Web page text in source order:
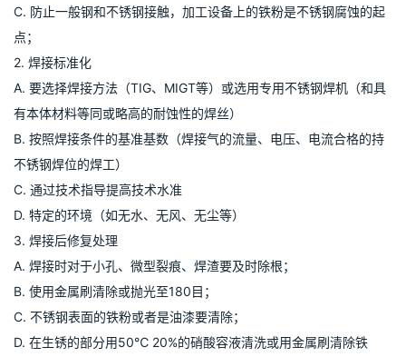
保温材
环境下变色或 白化
一清除作业室内的湿
材质
二、防止现场作业腐蚀的考虑事项
1. 加工现场的环境管理
A. 去除现场的油、铁粉、灰尘等异物，注意清洁卫生；
B. 切板不要出现毛边划伤、冲压时注意表面损伤；
C. 防止一般钢和不锈钢接触，加工设备上的铁粉是不锈钢腐蚀的起
点；
2. 焊接标准化
A. 要选择焊接方法（TIG、MIGT等）或选用专用不锈钢焊机（和具
有本体材料等同或略高的耐蚀性的焊丝）